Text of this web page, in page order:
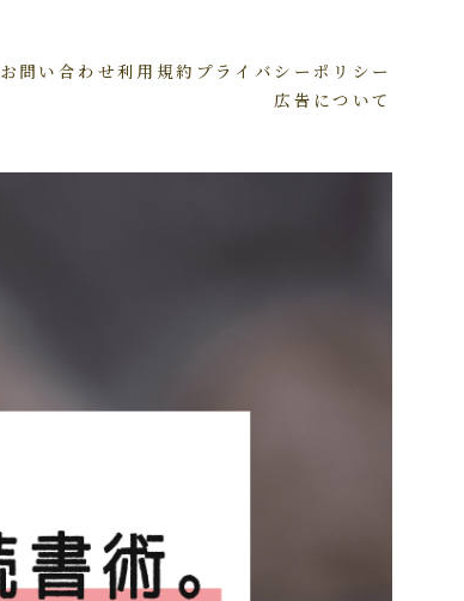
お問い合わせ利用規約 プライバシーポリシー
広告について